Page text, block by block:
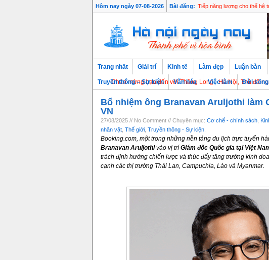
Hôm nay ngày 07-08-2026
Bài đăng:
Tiếp năng lượng cho thế hệ
Những điểm du lịch mùa thu
Chào mừng bạn đến với Thăng Long - Hà Nội, Thủ đô ngàn năm
Trang nhất Giải trí Kinh tế Làm đẹp Luận bàn
Truyền thông – Sự kiện Văn hóa Việc làm Đời sống
Bổ nhiệm ông Branavan Aruljothi làm
VN
27/08/2025 // No Comment // Chuyên mục: Cơ chế - chính sách
nhân vật Thế giới Truyền thông - Sự kiện
Booking.com, một trong những nền tảng du lịch trực tuyến
Branavan Aruljothivào vị trí Giám đốc Quốc gia tại Việt
trách định hướng chiến lược và thúc đẩy tăng trưởng kinh
cạnh các thị trường Thái Lan, Campuchia, Lào và Myanmar.